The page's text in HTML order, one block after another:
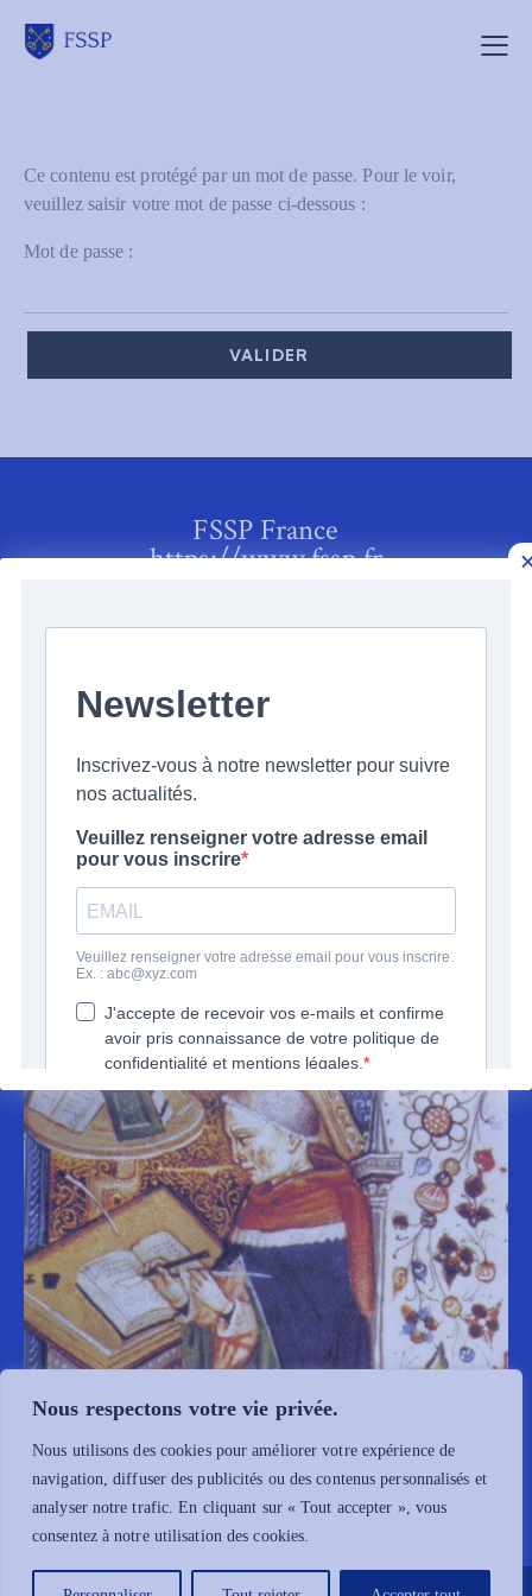
Nous respectons votre vie privée.
Nous utilisons des cookies pour améliorer votre expérience de
navigation, diffuser des publicités ou des contenus personnalisés et
analyser notre trafic. En cliquant sur « Tout accepter », vous
consentez à notre utilisation des cookies.
Ce contenu est protégé par un mot de passe. Pour le voir,
veuillez saisir votre mot de passe ci-dessous :
Mot de passe :
FSSP France
https://www.fssp.fr
press
Séminaire de la FSSP
http://fsspwigratzbad.blogspot.com
Inscrivez-vous à notre
NewsLetter
S'INSCRIRE